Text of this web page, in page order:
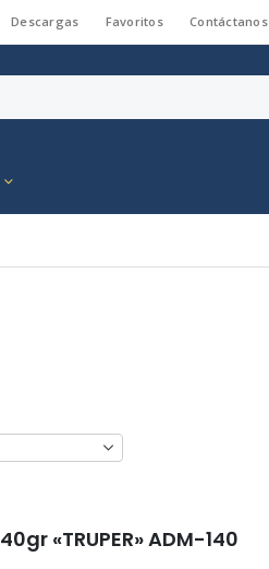
Descargas Favoritos Contáctanos
«TRUPER» ADM-140